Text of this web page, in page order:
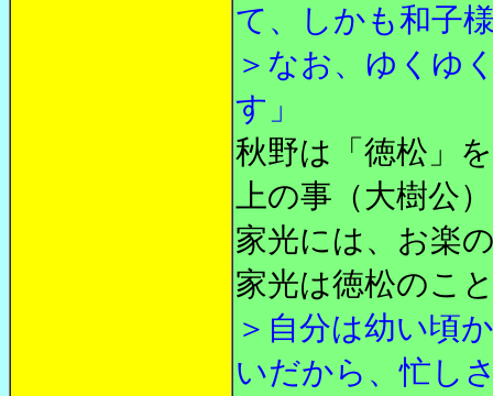
て、しかも和子
＞なお、ゆくゆ
す」
秋野は「徳松」
上の事（大樹公
家光には、お楽
家光は徳松のこ
＞自分は幼い頃
いだから、忙し